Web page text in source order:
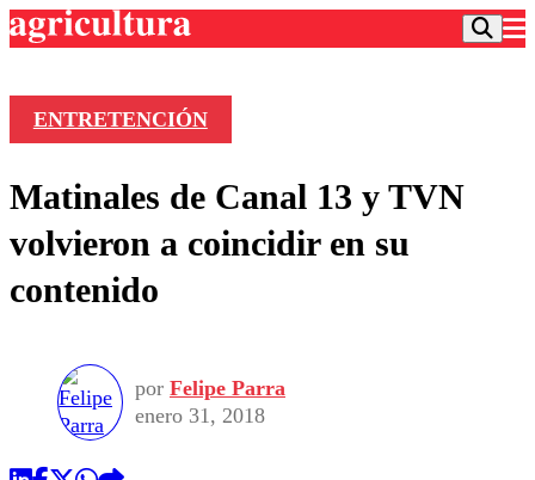
Frecuencias
Agricultura TV
Deportes
Colo Colo
Seleccion Chilena
Torneo Internacional
Entretención
Economía
Internacional
Publicaciones en medios
Opinión
ENTRETENCIÓN
Matinales de Canal 13 y TVN
volvieron a coincidir en su
contenido
por Felipe Parra
enero 31, 2018